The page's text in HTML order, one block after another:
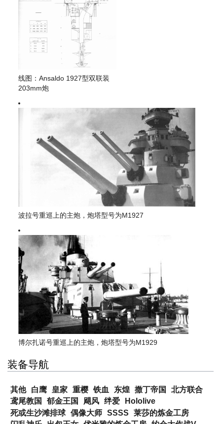
线图：Ansaldo 1927型双联装
203mm炮
波拉号重巡上的主炮，炮塔型号为M1927
博尔扎诺号重巡上的主炮，炮塔型号为M1929
装备导航
其他 白鹰 皇家 重樱 铁血 东煌 撒丁帝国
北方联合
鸢尾教国
郁金王国 飓风 绊爱
Hololive
死或生沙滩排球 偶像大师 SSSS
莱莎的炼金工房